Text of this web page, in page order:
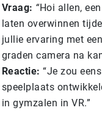
Vraag: “Hoi allen,
laten overwinnen
jullie ervaring met
graden camera na
Reactie: “Je zou
speelplaats
in gymzalen in VR.”